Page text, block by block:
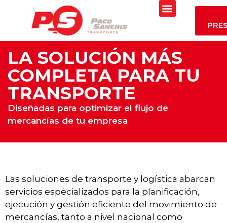
LA SOLUCIÓN MÁS
COMPLETA PARA TU
TRANSPORTE
Diseñadas para optimizar el flujo de
mercancías de tu empresa
Las soluciones de transporte y logística abarcan
servicios especializados para la planificación,
ejecución y gestión eficiente del movimiento de
mercancías, tanto a nivel nacional como